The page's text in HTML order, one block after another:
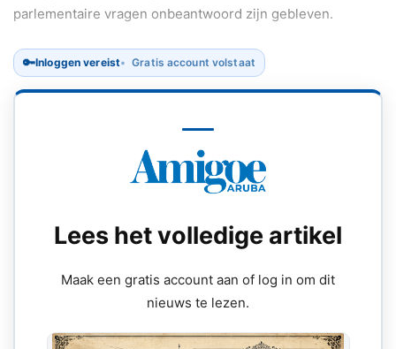
parlementaire vragen onbeantwoord zijn gebleven.
🔑Inloggen vereist Gratis account volstaat
Lees het volledige artikel
Maak een gratis account aan of log in om dit
nieuws te lezen.